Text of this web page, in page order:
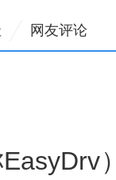
网友评论